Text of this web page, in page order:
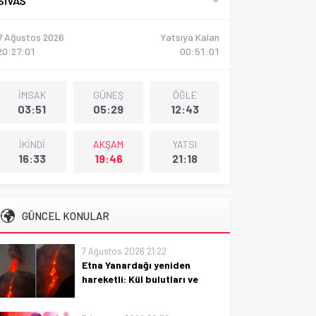
Ağustos 2026
Yatsıya Kalan
00:50:59
İMSAK
03:51
GÜNEŞ
05:29
ÖĞLE
12:43
İKİNDİ
16:33
AKŞAM
19:46
YATSI
21:18
GÜNCEL KONULAR
7 Ağustos 2026 21:22
Etna Yanardağı yeniden
hareketli: Kül bulutları ve